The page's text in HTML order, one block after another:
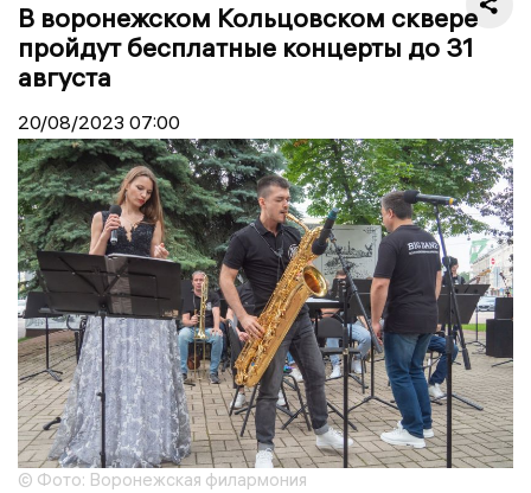
В воронежском Кольцовском сквере
пройдут бесплатные концерты до 31
августа
20/08/2023 07:00
© Фото: Воронежская филармония